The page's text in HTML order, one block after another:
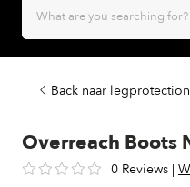
Back naar legprotection
Overreach Boots
0 Reviews |